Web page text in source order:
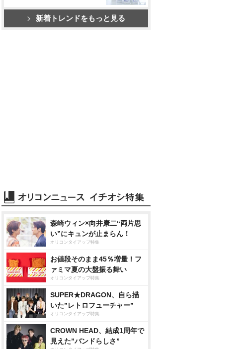
新着トレンドをもっと見る
森崎ウィン×向井康二“両片思
い”にキュンが止まらん！
オリコンタイアップ特集
お値段そのまま45％増量！フ
ァミマ夏の大盤振る舞い
オリコンタイアップ特集
SUPER★DRAGON、自ら描
いた”レトロフューチャー”
オリコンタイアップ特集
CROWN HEAD、結成1周年で
見えた”バンドらしさ”